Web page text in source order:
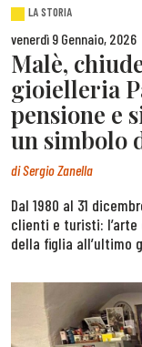
LA STORIA
venerdì 9 Gennaio, 2026
Malè,
gioielleria
pensione e
un simbolo
diSergio Zanella
Dal 1980 al 31
clienti e turisti: l’arte
della figlia all’ultimo